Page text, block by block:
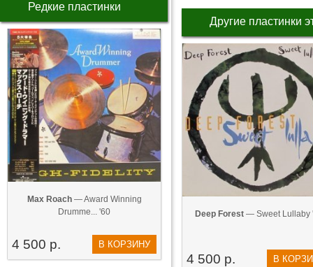
Редкие пластинки
Max Roach— Award Winning
Drumme... '60
4 500 р. В КОРЗИНУ
Другие пластинки
Deep Forest— Sweet Lullaby
4 500 р. В